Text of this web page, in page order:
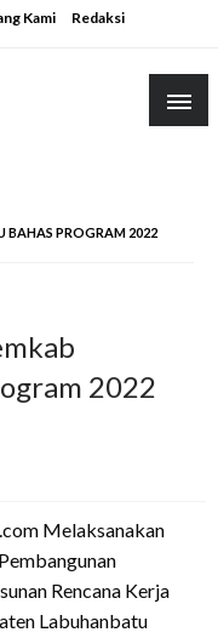
Kami Redaksi
BAHAS PROGRAM 2022
2022
Melaksanakan
Rencana Kerja
Labuhanbatu